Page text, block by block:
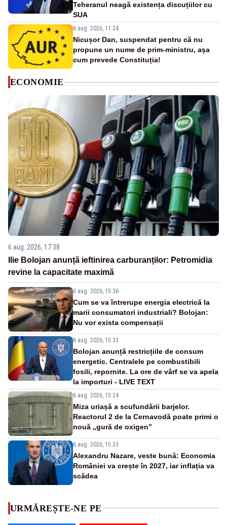
Teheranul neagă existența discuțiilor cu
SUA
6 aug. 2026, 11:24
Nicușor Dan, suspendat pentru că nu
propune un nume de prim-ministru, așa
cum prevede Constituția!
ECONOMIE
6 aug. 2026, 17:38
Ilie Bolojan anunță ieftinirea carburanților: Petromidia
revine la capacitate maximă
6 aug. 2026, 15:36
Cum se va întrerupe energia electrică la
marii consumatori industriali? Bolojan:
Nu vor exista compensații
6 aug. 2026, 15:33
Bolojan anunță restricțiile de consum
energetic. Centralele pe combustibili
fosili, repornite. La ore de vârf se va apela
la importuri - LIVE TEXT
6 aug. 2026, 15:24
Miza uriașă a scufundării barjelor.
Reactorul 2 de la Cernavodă poate primi o
nouă „gură de oxigen”
6 aug. 2026, 15:23
Alexandru Nazare, veste bună: Economia
României va crește în 2027, iar inflația va
scădea
URMĂREȘTE-NE PE